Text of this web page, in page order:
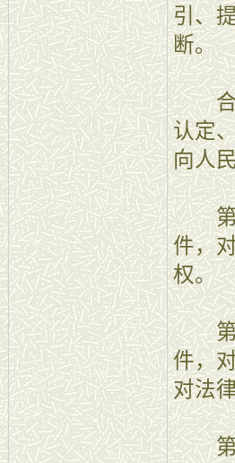
引、
断。
合议
认定
向人
第二
件，
权。
第二
件，
对法
第二